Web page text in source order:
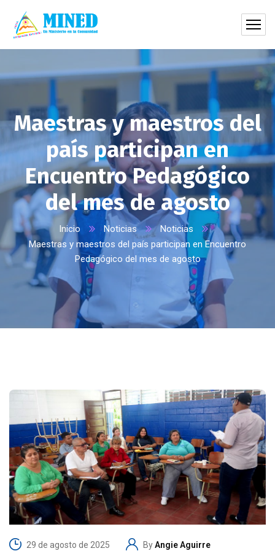
Maestras y maestros del
país participan en
Encuentro Pedagógico
del mes de agosto
Inicio Noticias
Noticias
Maestras y maestros del país participan en Encuentro
Pedagógico del mes de agosto
29 de agosto de 2025 ByAngie Aguirre